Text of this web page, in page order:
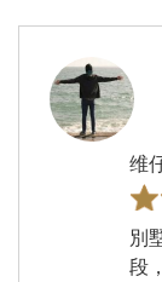
维
別
段